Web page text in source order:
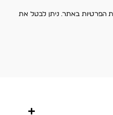
הפרטיות באתר. ניתן לבטל את